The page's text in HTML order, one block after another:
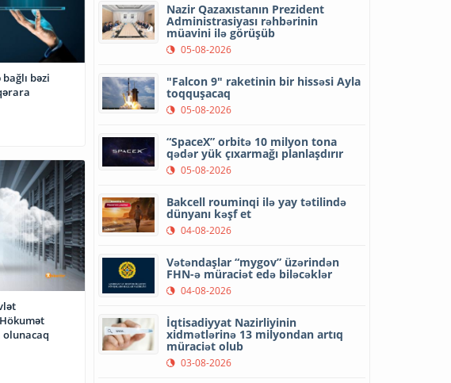
bəzi
Nazir Qazaxıstanın Prezident
Administrasiyası rəhbərinin
müavini ilə görüşüb
05-08-2026
"Falcon 9" raketinin bir hissəsi Ayla
toqquşacaq
05-08-2026
“SpaceX” orbitə 10 milyon tona
qədər yük çıxarmağı planlaşdırır
05-08-2026
Bakcell rouminqi ilə yay tətilində
dünyanı kəşf et
04-08-2026
Vətəndaşlar “mygov” üzərindən
FHN-ə müraciət edə biləcəklər
04-08-2026
İqtisadiyyat Nazirliyinin
xidmətlərinə 13 milyondan artıq
müraciət olub
03-08-2026